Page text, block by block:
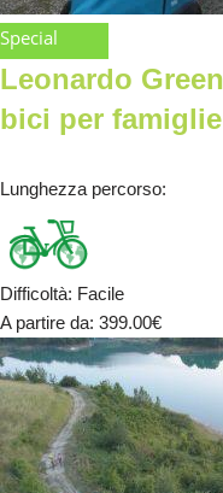
Special
Leonardo
bici per
Lunghezza percorso:
Difficoltà: Facile
A partire da: 399.00€